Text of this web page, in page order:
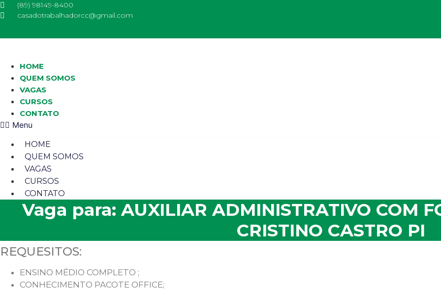
Skip
to
(89) 98149-8400
casadotrabalhadorcc@gmail.com
HOME
QUEM SOMOS
VAGAS
CURSOS
CONTATO
Menu
HOME
QUEM SOMOS
VAGAS
CURSOS
CONTATO
Vaga para: AUXILIAR ADMINISTRATIVO COM
CRISTINO CASTRO PI
REQUESITOS:
ENSINO MÉDIO COMPLETO ;
CONHECIMENTO PACOTE OFFICE;